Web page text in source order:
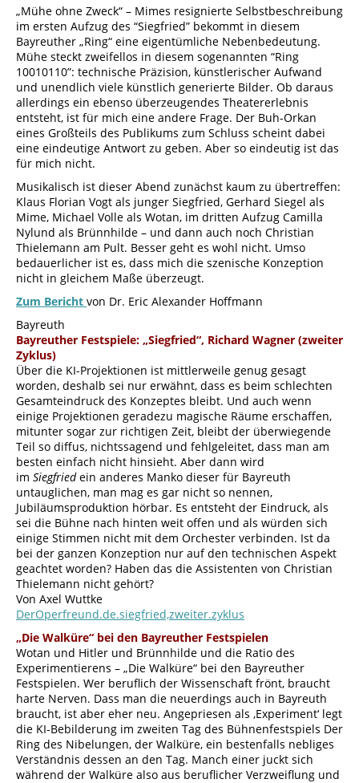
Dr. Ingobert Waltenberger
MEHR BEITRÄGE>
„Mühe ohne Zweck“ – Mimes resignierte Selbstbeschreibung
im ersten Aufzug des “Siegfried” bekommt in diesem
Bayreuther „Ring“ eine eigentümliche Nebenbedeutung.
Mühe steckt zweifellos in diesem sogenannten “Ring
10010110”: technische Präzision, künstlerischer Aufwand
und unendlich viele künstlich generierte Bilder. Ob daraus
allerdings ein ebenso überzeugendes Theatererlebnis
entsteht, ist für mich eine andere Frage. Der Buh-Orkan
eines Großteils des Publikums zum Schluss scheint dabei
eine eindeutige Antwort zu geben. Aber so eindeutig ist das
für mich nicht.
Musikalisch ist dieser Abend zunächst kaum zu übertreffen:
Klaus Florian Vogt als junger Siegfried, Gerhard Siegel als
Mime, Michael Volle als Wotan, im dritten Aufzug Camilla
Nylund als Brünnhilde – und dann auch noch Christian
Thielemann am Pult. Besser geht es wohl nicht. Umso
bedauerlicher ist es, dass mich die szenische Konzeption
nicht in gleichem Maße überzeugt.
Zum Bericht von Dr. Eric Alexander Hoffmann
Bayreuth
Bayreuther Festspiele: „Siegfried“, Richard Wagner (zweiter
Zyklus)
Über die KI-Projektionen ist mittlerweile genug gesagt
worden, deshalb sei nur erwähnt, dass es beim schlechten
Gesamteindruck des Konzeptes bleibt. Und auch wenn
einige Projektionen geradezu magische Räume erschaffen,
mitunter sogar zur richtigen Zeit, bleibt der überwiegende
Teil so diffus, nichtssagend und fehlgeleitet, dass man am
besten einfach nicht hinsieht. Aber dann wird
im Siegfriedein anderes Manko dieser für Bayreuth
untauglichen, man mag es gar nicht so nennen,
Jubiläumsproduktion hörbar. Es entsteht der Eindruck, als
sei die Bühne nach hinten weit offen und als würden sich
einige Stimmen nicht mit dem Orchester verbinden. Ist da
bei der ganzen Konzeption nur auf den technischen Aspekt
geachtet worden? Haben das die Assistenten von Christian
Thielemann nicht gehört?
Von Axel Wuttke
DerOperfreund.de.siegfried,zweiter.zyklus
„Die Walküre“ bei den Bayreuther Festspielen
Wotan und Hitler und Brünnhilde und die Ratio des
Experimentierens – „Die Walküre“ bei den Bayreuther
Festspielen. Wer beruflich der Wissenschaft frönt, braucht
harte Nerven. Dass man die neuerdings auch in Bayreuth
braucht, ist aber eher neu. Angepriesen als ‚Experiment‘ legt
die KI-Bebilderung im zweiten Tag des Bühnenfestspiels Der
Ring des Nibelungen, der Walküre, ein bestenfalls nebliges
Verständnis dessen an den Tag. Manch einer juckt sich
während der Walküre also aus beruflicher Verzweiflung und